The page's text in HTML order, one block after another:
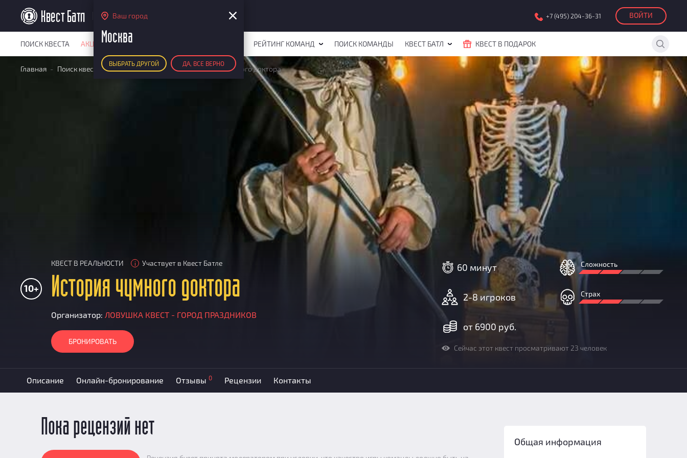
Москва
Ваш город
Москва
ВЫБРАТЬ ДРУГОЙ ДА, ВСЕ ВЕРНО
+7 (495) 204-36-31 ВОЙТИ
ПОИСК КВЕСТА АКЦИИ РЕЙТИНГ КВЕСТОВ РЕЙТИНГ КОМАНД ПОИСК КОМАНДЫ КВЕСТ БАТЛ КВЕСТ В ПОДАРОК
Главная Поиск квестов Квесты детективные История чумного доктора
КВЕСТ В РЕАЛЬНОСТИ i Участвует в Квест Батле
История чумного доктора
10+
Организатор: ЛОВУШКА КВЕСТ - ГОРОД ПРАЗДНИКОВ
БРОНИРОВАТЬ
60 минут
2-8 игроков
от 6900 руб.
Сложность
Страх
Сейчас этот квест просматривают 23 человек
Описание Онлайн-бронирование Отзывы 0 Рецензии Контакты
Пока рецензий нет
Общая информация